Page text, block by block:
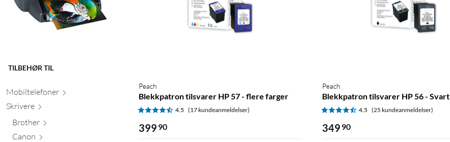
TILBEHØR TIL
Mobiltelefoner
Skrivere
Brother
Canon
Peach
Blekkpatron tilsvarer HP 57 - flere farger
4.5 (17 kundeanmeldelser)
399 90
Peach
Blekkpatron tilsvarer HP 56 - Svart
4.5 (25 kundeanmeldelser)
349 90